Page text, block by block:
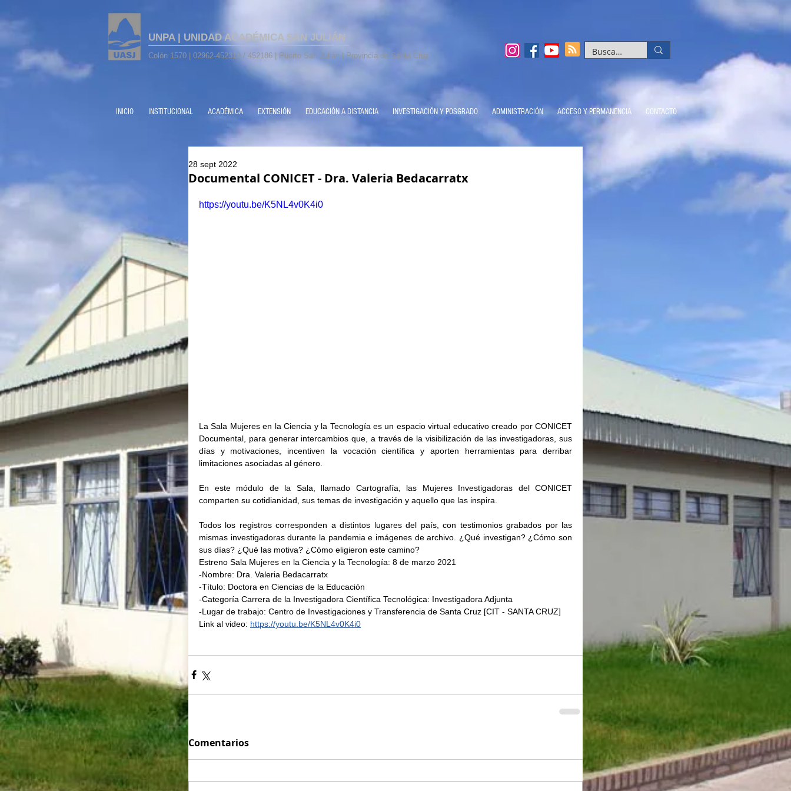
UNPA | UNIDAD ACADÉMICA SAN JULIÁN
Colón 1570 | 02962-452319 / 452186 | Puerto San Julián | Provincia de Santa Cruz
INICIO INSTITUCIONAL ACADÉMICA EXTENSIÓN EDUCACIÓN A DISTANCIA INVESTIGACIÓN Y POSGRADO ADMINISTRACIÓN ACCESO Y PERMANENCIA CONTACTO
Documental CONICET - Dra. Valeria Bedacarratx
28 sept 2022
https://youtu.be/K5NL4v0K4i0
La Sala Mujeres en la Ciencia y la Tecnología es un espacio virtual educativo creado por CONICET
Documental, para generar intercambios que, a través de la visibilización de las investigadoras, sus
días y motivaciones, incentiven la vocación científica y aporten herramientas para derribar
limitaciones asociadas al género.
En este módulo de la Sala, llamado Cartografía, las Mujeres Investigadoras del CONICET
comparten su cotidianidad, sus temas de investigación y aquello que las inspira.
Todos los registros corresponden a distintos lugares del país, con testimonios grabados por las
mismas investigadoras durante la pandemia e imágenes de archivo. ¿Qué investigan? ¿Cómo son
sus días? ¿Qué las motiva? ¿Cómo eligieron este camino?
Estreno Sala Mujeres en la Ciencia y la Tecnología: 8 de marzo 2021
-Nombre: Dra. Valeria Bedacarratx
-Título: Doctora en Ciencias de la Educación
-Categoría Carrera de la Investigadora Científica Tecnológica: Investigadora Adjunta
-Lugar de trabajo: Centro de Investigaciones y Transferencia de Santa Cruz [CIT - SANTA CRUZ]
Link al video: https://youtu.be/K5NL4v0K4i0
Comentarios